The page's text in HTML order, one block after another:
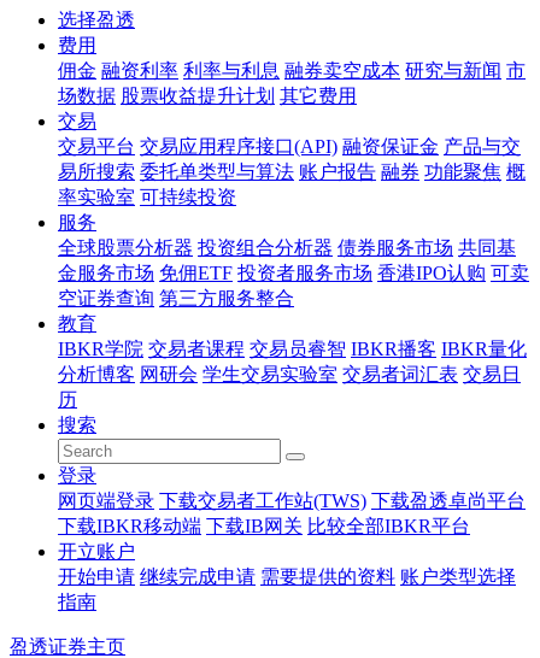
选择盈透
费用
佣金 融资利率 利率与利息 融券卖空成本 研究与新闻 市
场数据 股票收益提升计划 其它费用
交易
交易平台 交易应用程序接口(API) 融资保证金 产品与交
易所搜索 委托单类型与算法 账户报告 融券 功能聚焦 概
率实验室 可持续投资
服务
全球股票分析器 投资组合分析器 债券服务市场 共同基
金服务市场 免佣ETF 投资者服务市场 香港IPO认购 可卖
空证券查询 第三方服务整合
教育
IBKR学院 交易者课程 交易员睿智 IBKR播客 IBKR量化
分析博客 网研会 学生交易实验室 交易者词汇表 交易日
历
搜索
登录
网页端登录 下载交易者工作站(TWS) 下载盈透卓尚平台
下载IBKR移动端 下载IB网关 比较全部IBKR平台
开立账户
开始申请 继续完成申请 需要提供的资料 账户类型选择
指南
盈透证券主页